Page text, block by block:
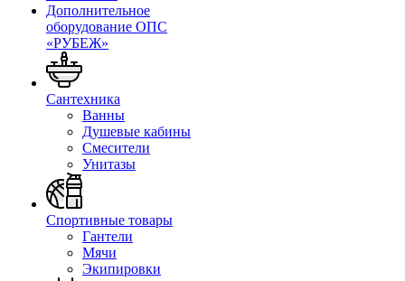
Дополнительное
оборудование ОПС
«РУБЕЖ»
Сантехника
Ванны
Душевые кабины
Смесители
Унитазы
Спортивные товары
Гантели
Мячи
Экипировки